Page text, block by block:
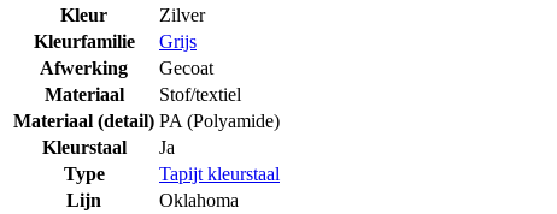
Kleur
Zilver
Kleurfamilie
Grijs
Afwerking
Gecoat
Materiaal
Stof/textiel
Materiaal (detail) PA (Polyamide)
Kleurstaal
Ja
Type
Tapijt kleurstaal
Lijn
Oklahoma